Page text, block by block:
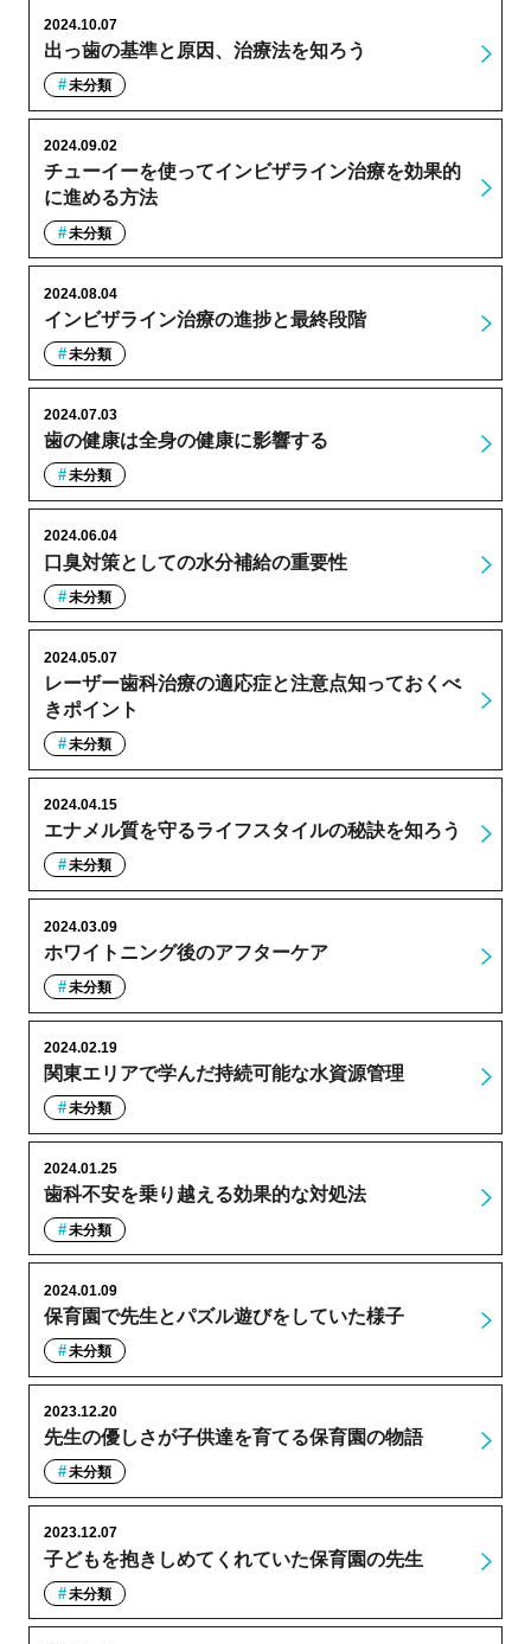
出っ歯の基準と原因、治療法を知ろう
2024.10.07
未分類
チューイーを使ってインビザライン治療を効果的
に進める方法
2024.09.02
未分類
インビザライン治療の進捗と最終段階
2024.08.04
未分類
歯の健康は全身の健康に影響する
2024.07.03
未分類
口臭対策としての水分補給の重要性
2024.06.04
未分類
レーザー歯科治療の適応症と注意点知っておくべ
きポイント
2024.05.07
未分類
エナメル質を守るライフスタイルの秘訣を知ろう
2024.04.15
未分類
ホワイトニング後のアフターケア
2024.03.09
未分類
関東エリアで学んだ持続可能な水資源管理
2024.02.19
未分類
歯科不安を乗り越える効果的な対処法
2024.01.25
未分類
保育園で先生とパズル遊びをしていた様子
2024.01.09
未分類
先生の優しさが子供達を育てる保育園の物語
2023.12.20
未分類
子どもを抱きしめてくれていた保育園の先生
2023.12.07
未分類